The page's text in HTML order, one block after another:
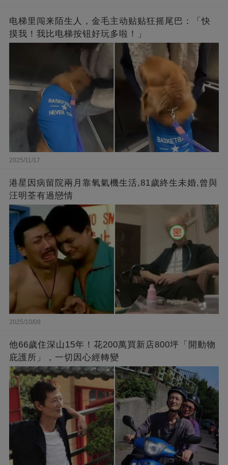
电梯里闯来陌生人，金毛主动贴贴狂摇尾巴：「快
摸我！我比电梯按钮好玩多啦！」
2025/11/17
港星因病留院兩月靠氧氣機生活,81歲終生未婚,曾與
汪明荃有過戀情
2025/10/08
他66歲住深山15年！花200萬買新店800坪「開動物
庇護所」，一切因心經轉變